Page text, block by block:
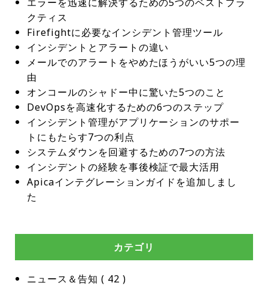
クティス
Firefightに必要なインシデント管理ツール
インシデントとアラートの違い
メールでのアラートをやめたほうがいい5つの理
由
オンコールのシャドー中に驚いた5つのこと
DevOpsを高速化するための6つのステップ
インシデント管理がアプリケーションのサポー
トにもたらす7つの利点
システムダウンを回避するための7つの方法
インシデントの経験を事後検証で最大活用
Apicaインテグレーションガイドを追加しまし
た
カテゴリ
ニュース＆告知 ( 42 )